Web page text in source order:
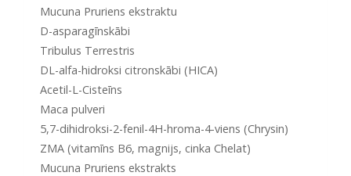
Mucuna Pruriens ekstraktu
D-asparagīnskābi
Tribulus Terrestris
DL-alfa-hidroksi citronskābi (HICA)
Acetil-L-Cisteīns
Maca pulveri
5,7-dihidroksi-2-fenil-4H-hroma-4-viens (Chrysin)
ZMA (vitamīns B6, magnijs, cinka Chelat)
Mucuna Pruriens ekstrakts